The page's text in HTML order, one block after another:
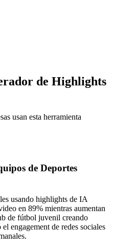
de Highlights
usan esta herramienta
de Deportes
usando highlights de IA
en 89% mientras aumentan
de fútbol juvenil creando
engagement de redes sociales